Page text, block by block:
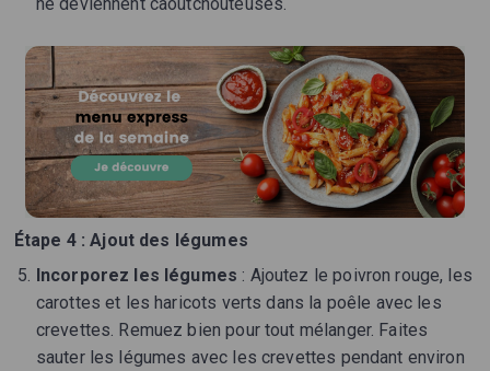
Étape 4 : Ajout des légumes
Incorporez les légumes : Ajoutez le poivron rouge, les
carottes et les haricots verts dans la poêle avec les
crevettes. Remuez bien pour tout mélanger. Faites
sauter les légumes avec les crevettes pendant environ